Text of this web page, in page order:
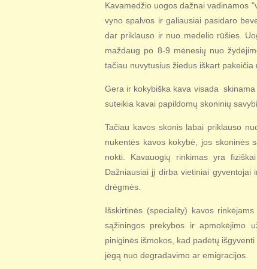
Kavamedžio uogos dažnai vadinamos
vyno spalvos ir galiausiai pasidaro
dar priklauso ir nuo medelio rūšies.
maždaug po 8-9 mėnesių nuo
tačiau nuvytusius žiedus iškart
Gera ir kokybiška kava visada
suteikia kavai papildomų skoninių
Tačiau kavos skonis labai priklauso
nukentės kavos kokybė, jos skoninės
nokti. Kavauogių rinkimas yra
Dažniausiai jį dirba vietiniai
drėgmės.
Išskirtinės (speciality) kavos
sąžiningos prekybos ir apmokėjimo
piniginės išmokos, kad padėtų
jėgą nuo degradavimo ar emigracijos.